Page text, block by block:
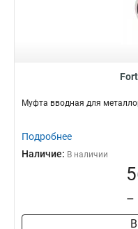
Муфта вводная для
Подробнее
Наличие: В наличии
–